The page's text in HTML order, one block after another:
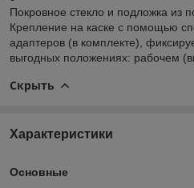
Покровное стекло и подложка из
Крепление на каске с помощью
адаптеров (в комплекте),
выгодных положениях: рабочем
Скрыть
Характеристики
Основные